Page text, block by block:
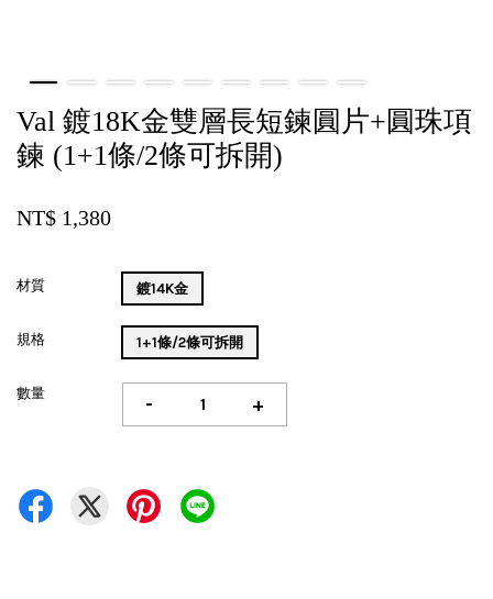
Val 鍍18K金雙層長短鍊圓片+圓珠項
鍊 (1+1條/2條可拆開)
NT$ 1,380
材質 鍍14K金
規格 1+1條/2條可拆開
數量 - +